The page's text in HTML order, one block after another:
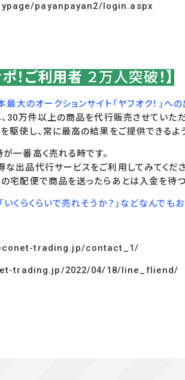
payanpayan2/login.aspx
！ご利用者 ２万人突破 ！】
最大のオークションサイト「ヤフオク！」
30万件以上の商品を代行販売させていただ
駆使し、常に最高の結果をご提供できるよ
一番高く売れる時です。
出品代行サービスをご利用してみてくださ
宅配便で商品を送ったらあとは入金を待つ
くらくらいで売れそうか？」などなんでも
trading.jp/contact_1/
trading.jp/2022/04/18/line_fliend/